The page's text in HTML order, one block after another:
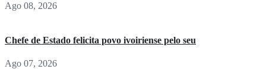
Ago 08, 2026
Chefe de Estado felicita povo ivoiriense pelo seu
Ago 07, 2026